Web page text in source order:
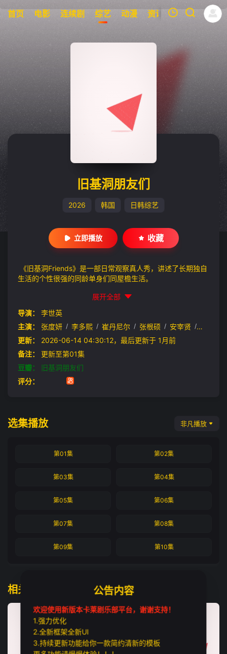
首页 电影 连续剧 综艺 动漫 资讯 明星 周表
暂无观看影片的记录
旧基洞朋友们
2026 韩国 日韩综艺
立即播放 收藏
《旧基洞Friends》是一部日常观察真人秀，讲述了长期独自
生活的个性很强的同龄单身们同屋檐生活。
展开全部
导演：
李世英
主演：
张度妍 / 李多熙 / 崔丹尼尔 / 张根硕 / 安宰贤 / 景收真
更新：
2026-06-14 04:30:12，最后更新于 1月前
备注：
更新至第01集
豆瓣：
旧基洞朋友们
评分：
选集播放 非凡播放
第01集 第02集
第03集 第04集
第05集 第06集
第07集 第08集
第09集 第10集
相关推荐 公告内容
欢迎使用新版本卡莱剧乐部平台，谢谢支持！
1.强力优化
2.全新框架全新UI
3.持续更新功能给你一款简约清新的模板